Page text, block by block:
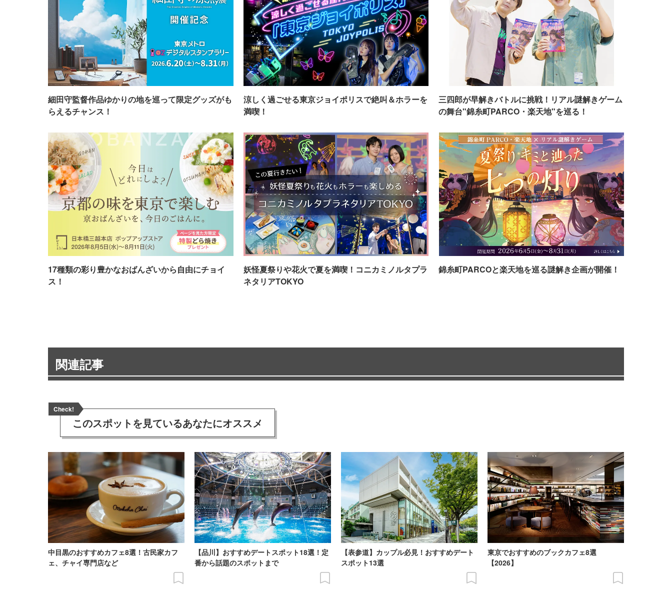
細田守監督作品ゆかりの地を巡って限定グッズがも
らえるチャンス！
涼しく過ごせる東京ジョイポリスで絶叫＆ホラーを
満喫！
三四郎が早解きバトルに挑戦！リアル謎解きゲーム
の舞台"錦糸町PARCO・楽天地"を巡る！
17種類の彩り豊かなおばんざいから自由にチョイ
ス！
妖怪夏祭りや花火で夏を満喫！コニカミノルタプラ
ネタリアTOKYO
錦糸町PARCOと楽天地を巡る謎解き企画が開催！
関連記事
Check!
このスポットを見ているあなたにオススメ
中目黒のおすすめカフェ8選！古民家カフ
ェ、チャイ専門店など
【品川】おすすめデートスポット18選！定
番から話題のスポットまで
【表参道】カップル必見！おすすめデート
スポット13選
東京でおすすめのブックカフェ8選
【2026】